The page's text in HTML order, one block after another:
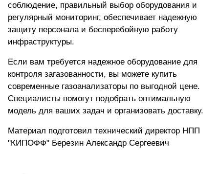
соблюдение, правильный выбор оборудования и
регулярный мониторинг, обеспечивает надежную
защиту персонала и бесперебойную работу
инфраструктуры.
Если вам требуется надежное оборудование для
контроля загазованности, вы можете купить
современные газоанализаторы по выгодной цене.
Специалисты помогут подобрать оптимальную
модель для ваших задач и организовать доставку.
Материал подготовил технический директор НПП
"КИПОФФ" Березин Александр Сергеевич